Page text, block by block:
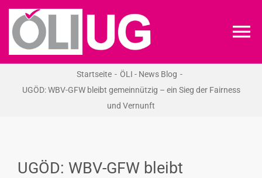
Zum
Inhalt
springen
Startseite
ÖLI - News Blog
UGÖD: WBV-GFW bleibt gemeinnützig – ein Sieg der Fairness
und Vernunft
UGÖD: WBV-GFW bleibt